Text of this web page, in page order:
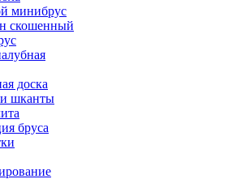
минибрус
скошенный
доска
шканты
бруса